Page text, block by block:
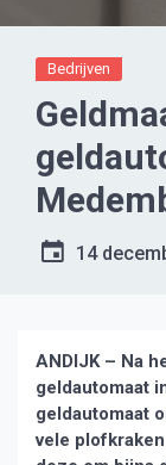
Bedrijven
14
ANDIJK – Na
geldautomaat
geldautomaat
vele